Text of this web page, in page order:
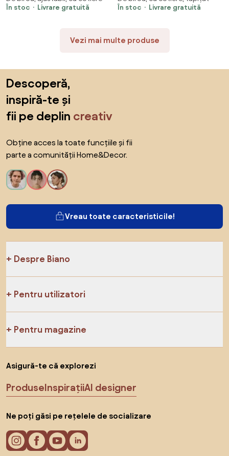
Reglabil, Spatar Dublu cu
În stoc
Livrare gratuită
cotiere rabatabile, inaltime
deschis
În stoc
Livrare gratuită
Vezi mai multe produse
Descoperă,
inspiră-te și
fii pe deplin creativ
Obține acces la toate funcțiile și fii
parte a comunității Home&Decor.
Vreau toate caracteristicile!
Despre Biano
Pentru utilizatori
Pentru magazine
Asigură-te că explorezi
ProduseInspirațiiAI designer
Ne poți găsi pe rețelele de socializare